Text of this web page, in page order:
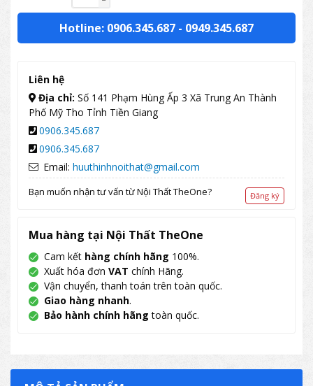
Hotline: 0906.345.687 - 0949.345.687
Liên hệ
Địa chỉ: Số 141 Phạm Hùng Ấp 3 Xã Trung An Thành
Phố Mỹ Tho Tỉnh Tiền Giang
0906.345.687
0906.345.687
Email: huuthinhnoithat@gmail.com
Bạn muốn nhận tư vấn từ Nội Thất TheOne? Đăng ký
Mua hàng tại Nội Thất TheOne
Cam kết hàng chính hãng 100%.
Xuất hóa đơn VAT chính Hãng.
Vận chuyển, thanh toán trên toàn quốc.
Giao hàng nhanh.
Bảo hành chính hãng toàn quốc.